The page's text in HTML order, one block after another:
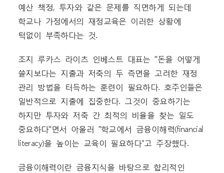
예산 책정, 투자와 같은 문제를 직면하게 되는데
학교나 가정에서의 재정교육은 이러한 상황에
턱없이 부족하다는 것.
조지 루카스 라이츠 인베스트 대표는 "돈을 어떻게
쓸지보다는 지출과 저축의 두 측면을 고려한 재정
관리 방법을 터득하는 훈련이 필요하다. 호주인들은
일반적으로 지출에 집중한다. 그것이 중요하기는
하지만 투자와 저축 간 최적의 비율을 찾는 일도
중요하다"면서 아울러 "학교에서 금융이해력(financial
literacy)을 높이는 교육이 필요하다”고 주장했다.
금융이해력이란 금융지식을 바탕으로 합리적인